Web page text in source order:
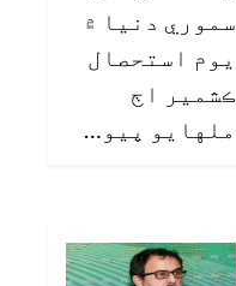
سموري دنيا ۾
يوم استحصال
ڪشمير اڄ
ملهايو پيو…